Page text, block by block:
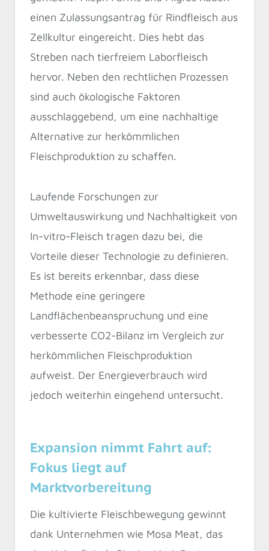
einen Zulassungsantrag für Rindfleisch aus
Zellkultur eingereicht. Dies hebt das
Streben nach tierfreiem Laborfleisch
hervor. Neben den rechtlichen Prozessen
sind auch ökologische Faktoren
ausschlaggebend, um eine nachhaltige
Alternative zur herkömmlichen
Fleischproduktion zu schaffen.
Laufende Forschungen zur
Umweltauswirkung und Nachhaltigkeit von
In-vitro-Fleisch tragen dazu bei, die
Vorteile dieser Technologie zu definieren.
Es ist bereits erkennbar, dass diese
Methode eine geringere
Landflächenbeanspruchung und eine
verbesserte CO2-Bilanz im Vergleich zur
herkömmlichen Fleischproduktion
aufweist. Der Energieverbrauch wird
jedoch weiterhin eingehend untersucht.
Expansion nimmt Fahrt auf:
Fokus liegt auf
Marktvorbereitung
Die kultivierte Fleischbewegung gewinnt
dank Unternehmen wie Mosa Meat, das